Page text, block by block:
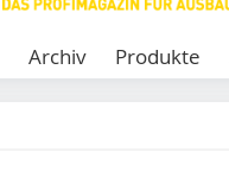
Archiv Produkte